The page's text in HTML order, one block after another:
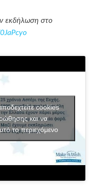
εκδήλωση στο
cookies
και να
το περιεχόμενο